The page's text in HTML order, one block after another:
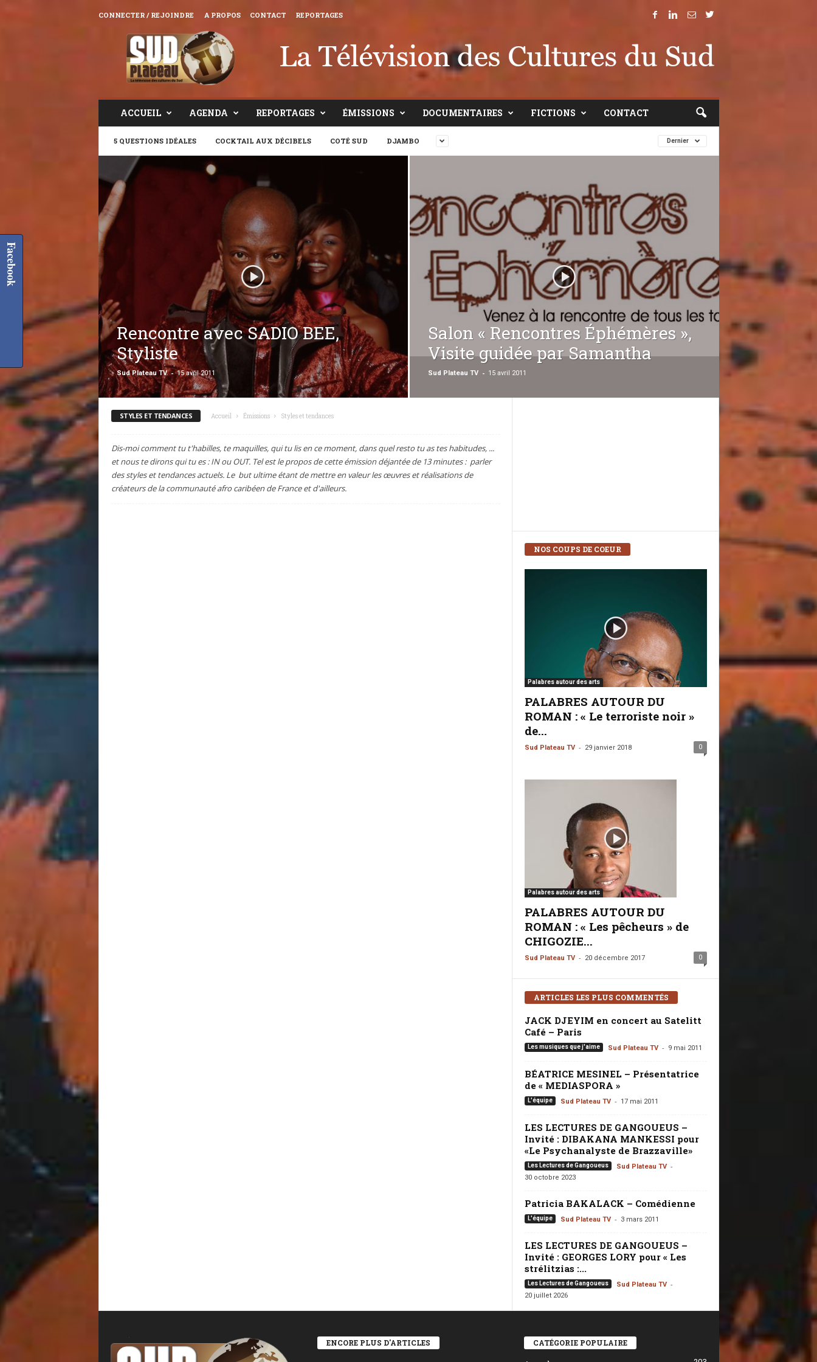
CONNECTER / REJOINDRE A PROPOS CONTACT REPORTAGES
ACCUEIL AGENDA REPORTAGES ÉMISSIONS DOCUMENTAIRES FICTIONS CONTACT
5 QUESTIONS IDÉALES COCKTAIL AUX DÉCIBELS COTÉ SUD DJAMBO Dernier
Rencontre avec SADIO BEE,
Styliste
Sud Plateau TV - 15 avril 2011
Salon « Rencontres Éphémères »,
Visite guidée par Samantha
Sud Plateau TV - 15 avril 2011
STYLES ET TENDANCES Accueil Émissions Styles et tendances
Dis-moi comment tu t'habilles, te maquilles, qui tu lis en ce moment, dans quel resto tu as tes habitudes, ...
et nous te dirons qui tu es : IN ou OUT. Tel est le propos de cette émission déjantée de 13 minutes : parler
des styles et tendances actuels. Le but ultime étant de mettre en valeur les œuvres et réalisations de
créateurs de la communauté afro caribéen de France et d'ailleurs.
NOS COUPS DE COEUR
Palabres autour des arts
PALABRES AUTOUR DU
ROMAN : « Le terroriste noir »
de...
Sud Plateau TV - 29 janvier 2018 0
Palabres autour des arts
PALABRES AUTOUR DU
ROMAN : « Les pêcheurs » de
CHIGOZIE...
Sud Plateau TV - 20 décembre 2017 0
ARTICLES LES PLUS COMMENTÉS
JACK DJEYIM en concert au Satelitt
Café – Paris
Les musiques que j'aime Sud Plateau TV - 9 mai 2011
BÉATRICE MESINEL – Présentatrice
de « MEDIASPORA »
L'équipe Sud Plateau TV - 17 mai 2011
LES LECTURES DE GANGOUEUS –
Invité : DIBAKANA MANKESSI pour
«Le Psychanalyste de Brazzaville»
Les Lectures de Gangoueus Sud Plateau TV -
30 octobre 2023
Patricia BAKALACK – Comédienne
L'équipe Sud Plateau TV - 3 mars 2011
LES LECTURES DE GANGOUEUS –
Invité : GEORGES LORY pour « Les
strélitzias :...
Les Lectures de Gangoueus Sud Plateau TV -
20 juillet 2026
ENCORE PLUS D'ARTICLES CATÉGORIE POPULAIRE
Facebook